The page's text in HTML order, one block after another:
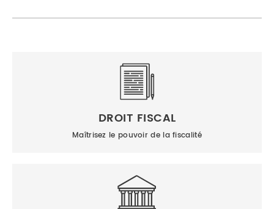
DROIT FISCAL
Maîtrisez le pouvoir de la fiscalité